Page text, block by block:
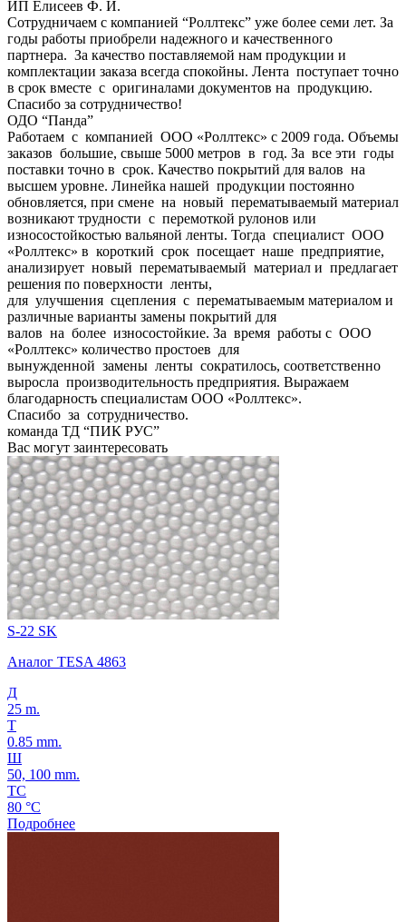
ИП Елисеев Ф. И.
Сотрудничаем с компанией “Роллтекс” уже более семи лет. За
годы работы приобрели надежного и качественного
партнера. За качество поставляемой нам продукции и
комплектации заказа всегда спокойны. Лента поступает точно
в срок вместе с оригиналами документов на продукцию.
Спасибо за сотрудничество!
ОДО “Панда”
Работаем с компанией ООО «Роллтекс» с 2009 года. Объемы
заказов большие, свыше 5000 метров в год. За все эти годы
поставки точно в срок. Качество покрытий для валов на
высшем уровне. Линейка нашей продукции постоянно
обновляется, при смене на новый перематываемый материал
возникают трудности с перемоткой рулонов или
износостойкостью вальяной ленты. Тогда специалист ООО
«Роллтекс» в короткий срок посещает наше предприятие,
анализирует новый перематываемый материал и предлагает
решения по поверхности ленты,
для улучшения сцепления с перематываемым материалом и
различные варианты замены покрытий для
валов на более износостойкие. За время работы с ООО
«Роллтекс» количество простоев для
вынужденной замены ленты сократилось, соответственно
выросла производительность предприятия. Выражаем
благодарность специалистам ООО «Роллтекс».
Спасибо за сотрудничество.
команда ТД “ПИК РУС”
Вас могут заинтересовать
S-22 SK
Аналог TESA 4863
Д
25 m.
Т
0.85 mm.
Ш
50, 100 mm.
ТС
80 °C
Подробнее